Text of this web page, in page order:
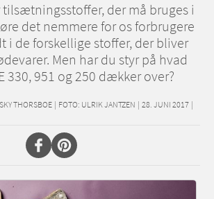
tilsætningsstoffer, der må bruges i
det nemmere for os forbrugere
i de forskellige stoffer, der bliver
Men har du styr på hvad
330, 951 og 250 dækker over?
THORSBOE | FOTO: ULRIK JANTZEN | 28. JUNI 2017 |